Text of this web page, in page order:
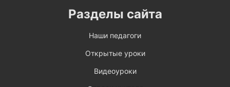
Разделы сайта
Наши педагоги
Открытые уроки
Видеоуроки